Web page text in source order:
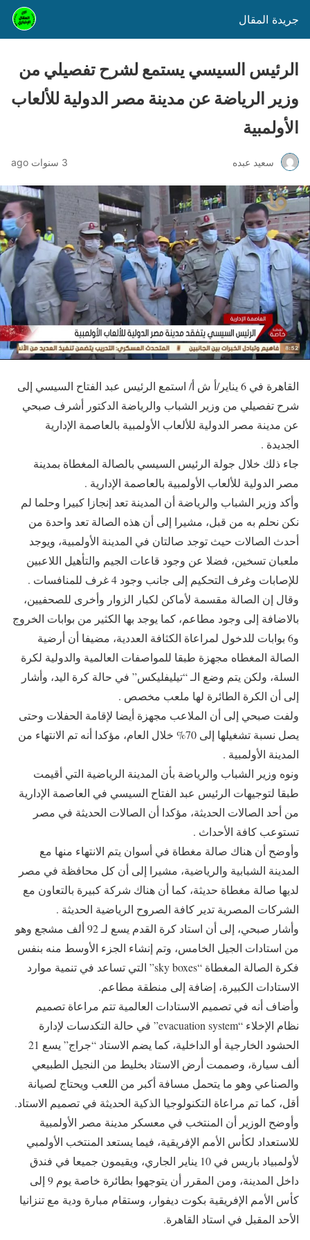
جريدة المقال
الرئيس السيسي يستمع لشرح تفصيلي من
وزير الرياضة عن مدينة مصر الدولية للألعاب
الأولمبية
سعيد عبده 3 سنوات ago
القاهرة في 6 يناير/أ ش أ/ استمع الرئيس عبد الفتاح السيسي إلى
شرح تفصيلي من وزير الشباب والرياضة الدكتور أشرف صبحي
عن مدينة مصر الدولية للألعاب الأولمبية بالعاصمة الإدارية
الجديدة .
جاء ذلك خلال جولة الرئيس السيسي بالصالة المغطاة بمدينة
مصر الدولية للألعاب الأولمبية بالعاصمة الإدارية .
وأكد وزير الشباب والرياضة أن المدينة تعد إنجازا كبيرا وحلما لم
نكن نحلم به من قبل، مشيرا إلى أن هذه الصالة تعد واحدة من
أحدث الصالات حيث توجد صالتان في المدينة الأولمبية، ويوجد
ملعبان تسخين، فضلا عن وجود قاعات الجيم والتأهيل اللاعبين
للإصابات وغرف التحكيم إلى جانب وجود 4 غرف للمنافسات .
وقال إن الصالة مقسمة لأماكن لكبار الزوار وأخرى للصحفيين،
بالاضافة إلى وجود مطاعم، كما يوجد بها الكثير من بوابات الخروج
و6 بوابات للدخول لمراعاة الكثافة العددية، مضيفا أن أرضية
الصالة المغطاه مجهزة طبقا للمواصفات العالمية والدولية لكرة
السلة، ولكن يتم وضع الـ “تيليفليكس” في حالة كرة اليد، وأشار
إلى أن الكرة الطائرة لها ملعب مخصص .
ولفت صبحي إلى أن الملاعب مجهزة أيضا لإقامة الحفلات وحتى
يصل نسبة تشغيلها إلى 70% خلال العام، مؤكدا أنه تم الانتهاء من
المدينة الأولمبية .
ونوه وزير الشباب والرياضة بأن المدينة الرياضية التي أقيمت
طبقا لتوجيهات الرئيس عبد الفتاح السيسي في العاصمة الإدارية
من أحد الصالات الحديثة، مؤكدا أن الصالات الحديثة في مصر
تستوعب كافة الأحداث .
وأوضح أن هناك صالة مغطاة في أسوان يتم الانتهاء منها مع
المدينة الشبابية والرياضية، مشيرا إلى أن كل محافظة في مصر
لديها صالة مغطاة حديثة، كما أن هناك شركة كبيرة بالتعاون مع
الشركات المصرية تدير كافة الصروح الرياضية الحديثة .
وأشار صبحي، إلى أن استاد كرة القدم يسع لـ 92 ألف مشجع وهو
من استادات الجيل الخامس، وتم إنشاء الجزء الأوسط منه بنفس
فكرة الصالة المغطاة “sky boxes” التي تساعد في تنمية موارد
الاستادات الكبيرة، إضافة إلى منطقة مطاعم.
وأضاف أنه في تصميم الاستادات العالمية تتم مراعاة تصميم
نظام الإخلاء “evacuation system” في حالة التكدسات لإدارة
الحشود الخارجية أو الداخلية، كما يضم الاستاد “جراج” يسع 21
ألف سيارة، وصممت أرض الاستاد بخليط من النجيل الطبيعي
والصناعي وهو ما يتحمل مسافة أكبر من اللعب ويحتاج لصيانة
أقل، كما تم مراعاة التكنولوجيا الذكية الحديثة في تصميم الاستاد.
وأوضح الوزير أن المنتخب في معسكر مدينة مصر الأولمبية
للاستعداد لكأس الأمم الإفريقية، فيما يستعد المنتخب الأولمبي
لأولمبياد باريس في 10 يناير الجاري، ويقيمون جميعا في فندق
داخل المدينة، ومن المقرر أن يتوجهوا بطائرة خاصة يوم 9 إلى
كأس الأمم الإفريقية بكوت ديفوار، وستقام مبارة ودية مع تنزانيا
الأحد المقبل في استاد القاهرة.